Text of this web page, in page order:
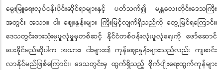
မွေးမြူရေးလုပ်ငန်းပိုင်းဆိုင်ရာများနှင့် ပတ်သက်၍ မန္တလေးတိုင်းဒေသကြီး
အတွင်း အသား၊ ငါး ဈေးနှုန်းများ ကြီးမြင့်လျက်ရှိသည်ကို တွေ့မြင်ရကြောင်း၊
ဒေသတွင်းစားသုံးမှုဖူလုံမှုမှတစ်ဆင့် နိုင်ငံတစ်ဝန်းလုံးဖူလုံရေးကို ဖော်ဆောင်
ပေးနိုင်မည်ဆိုပါက အသား၊ ငါးများ၏ ကုန်ဈေးနှုန်းများသည်လည်း ကျဆင်း
လာနိုင်မည်ဖြစ်ကြောင်း၊ ဒေသတွင်းမှ ထွက်ရှိသည့် စိုက်ပျိုးရေးထွက်ကုန်များ